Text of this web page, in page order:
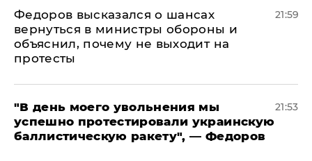
Федоров высказался о шансах
вернуться в министры обороны и
объяснил, почему не выходит на
протесты
21:59
​"В день моего увольнения мы
успешно протестировали украинскую
баллистическую ракету", — Федоров
21:53